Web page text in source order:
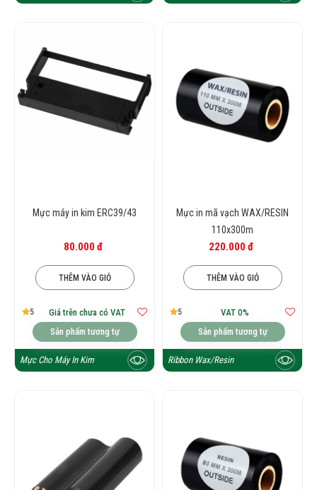
thước cuộn mực, và chất liệu mực sao cho
⇒Bạn có thể liên hệ ngay hotline của
NAM NGUYỄN để đặt hàng sản phẩm
mực in decal và nhận được nhiều ưu đãi
hấp dẫn, Nam Nguyễn cam kết giao hàng
nhanh chóng, tận tơi.
Mực máy in kim ERC39/43
80.000 đ
THÊM VÀO GIỎ
5
Giá trên chưa có VAT
Sản phẩm tương tự
Mực Cho Máy In Kim
Mực in mã vạch WAX/RESIN
110x300m
220.000 đ
THÊM VÀO GIỎ
5
VAT 0%
Sản phẩm tương tự
Ribbon Wax/Resin